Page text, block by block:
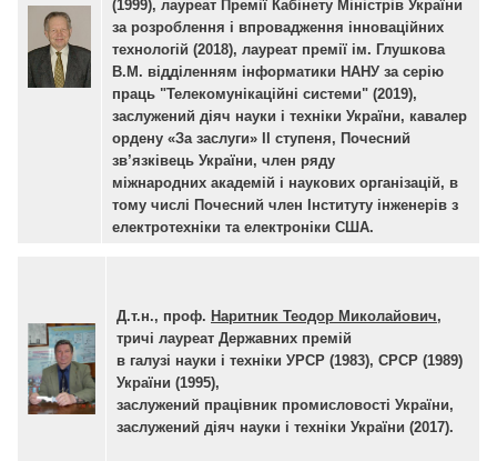
(1999), лауреат Премії Кабінету Міністрів України
за розроблення і впровадження інноваційних
технологій (2018), лауреат премії ім. Глушкова
В.М. відділенням інформатики НАНУ за серію
праць "Телекомунікаційні системи" (2019),
заслужений діяч науки і техніки України, кавалер
ордену «За заслуги» II ступеня, Почесний
зв’язківець України, член ряду
міжнародних академій і наукових організацій, в
тому числі Почесний член Інституту інженерів з
електротехніки та електроніки США.
Д.т.н., проф. Наритник Теодор Миколайович,
тричі лауреат Державних премій
в галузі науки і техніки УРСР (1983), СРСР (1989)
України (1995),
заслужений працівник промисловості України,
заслужений діяч науки і техніки України (2017).